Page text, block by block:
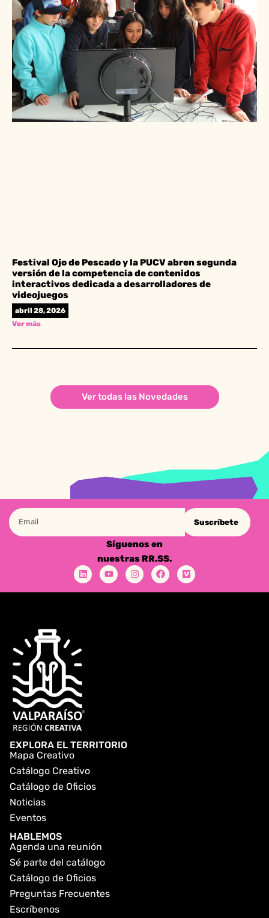
Festival Ojo de Pescado y la PUCV abren segunda
versión de la competencia de contenidos
interactivos dedicada a desarrolladores de
videojuegos
abril 28, 2026
Ver más
Ver todas las Novedades
Suscríbete
Síguenos en
nuestras RR.SS.
EXPLORA EL TERRITORIO
Mapa Creativo
Catálogo Creativo
Catálogo de Oficios
Noticias
Eventos
HABLEMOS
Agenda una reunión
Sé parte del catálogo
Catálogo de Oficios
Preguntas Frecuentes
Escríbenos